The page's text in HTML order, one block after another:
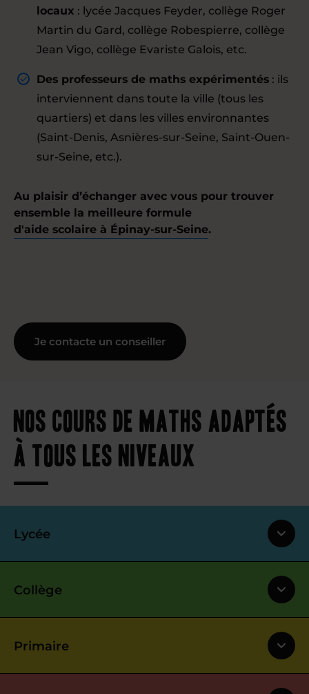
locaux : lycée Jacques Feyder, collège Roger
Martin du Gard, collège Robespierre, collège
Jean Vigo, collège Evariste Galois, etc.
Des professeurs de maths expérimentés : ils
interviennent dans toute la ville (tous les
quartiers) et dans les villes environnantes
(Saint-Denis, Asnières-sur-Seine, Saint-Ouen-
sur-Seine, etc.).
Au plaisir d’échanger avec vous pour trouver
ensemble la meilleure formule
d'aide scolaire à Épinay-sur-Seine.
Je contacte un conseiller
Nos cours de maths adaptés
à tous les niveaux
Lycée
Collège
Primaire